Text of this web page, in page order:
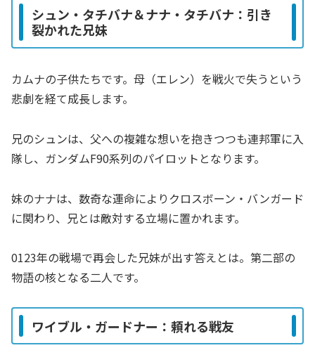
シュン・タチバナ＆ナナ・タチバナ：引き
裂かれた兄妹
カムナの子供たちです。母（エレン）を戦火で失うという
悲劇を経て成長します。
兄のシュンは、父への複雑な想いを抱きつつも連邦軍に入
隊し、ガンダムF90系列のパイロットとなります。
妹のナナは、数奇な運命によりクロスボーン・バンガード
に関わり、兄とは敵対する立場に置かれます。
0123年の戦場で再会した兄妹が出す答えとは。第二部の
物語の核となる二人です。
ワイブル・ガードナー：頼れる戦友